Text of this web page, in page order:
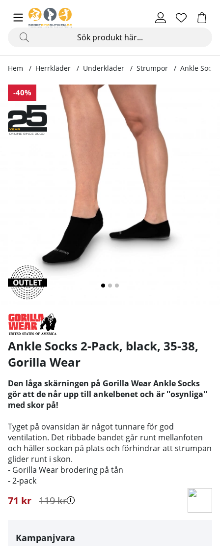
Hem Herrkläder Underkläder Strumpor Ankle
-40%
Produktbilder Ankle Socks 2-Pack, black
Ankle Socks 2-Pack, black, 35-38,
Gorilla Wear
Den låga skärningen på Gorilla Wear Ankle Socks
gör att de når upp till ankelbenet och är ''osynliga''
med skor på!
Tyget på ovansidan är något tunnare för god
ventilation. Det ribbade bandet går runt mellanfoten
och håller sockan på plats och förhindrar att strumpan
glider runt i skon.
- Gorilla Wear brodering på tån
- 2-pack
119kr
71 kr
Kampanjvara